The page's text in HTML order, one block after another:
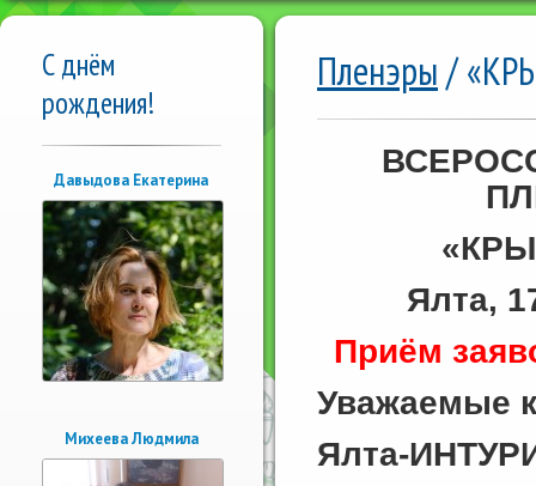
С днём
рождения!
Давыдова Екатерина
Михеева Людмила
Пленэры/
Ялта,
Приём
Уважаемые
Ялта-